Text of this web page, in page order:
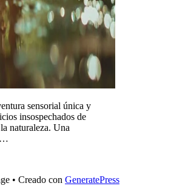
sensorial única y
insospechados de
naturaleza. Una
…
• Creado con GeneratePress